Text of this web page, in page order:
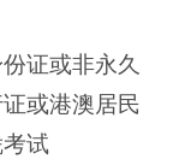
证或非永久
或港澳居民
试